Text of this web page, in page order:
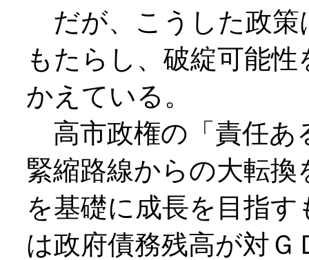
だが、こうした政策
もたらし、破綻可能
かえている。
高市政権の「責任あ
緊縮路線からの大転
を基礎に成長を目指
は政府債務残高が対